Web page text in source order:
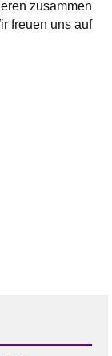
zusammen
freuen uns auf